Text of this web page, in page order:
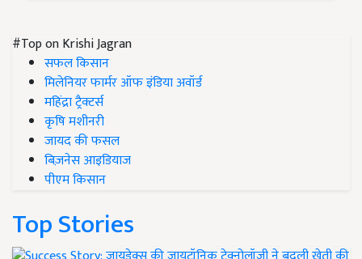
सफल किसान
मिलेनियर फार्मर ऑफ इंडिया अवॉर्ड
महिंद्रा ट्रैक्टर्स
कृषि मशीनरी
जायद की फसल
बिज़नेस आइडियाज
पीएम किसान
Top Stories